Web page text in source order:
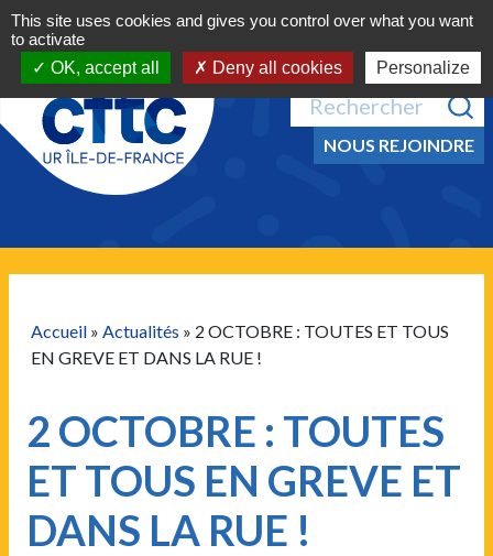
Aller au contenu
Navigation principale
MENU
Recherche pour :
NOUS REJOINDRE
Accueil » Actualités » 2 OCTOBRE : TOUTES ET TOUS
EN GREVE ET DANS LA RUE !
2 OCTOBRE : TOUTES
ET TOUS EN GREVE ET
DANS LA RUE !
This site uses cookies and gives you control over what you want
to activate
OK, accept all
Deny all cookies Personalize